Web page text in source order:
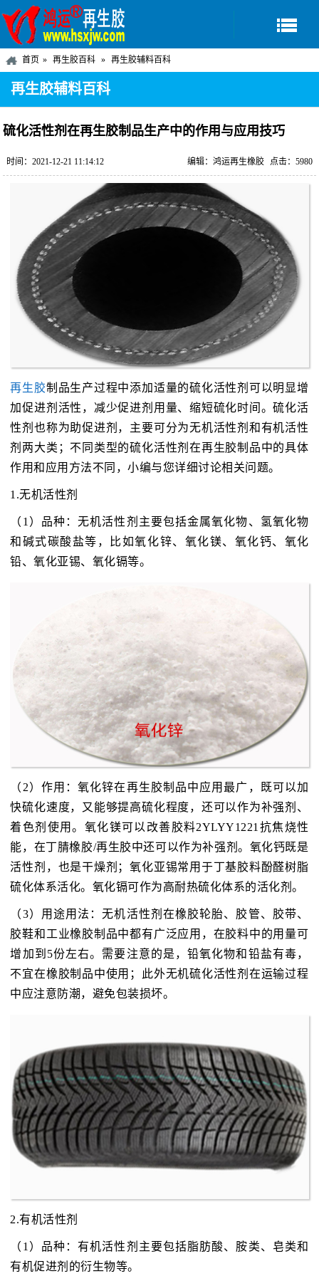
首页 再生胶百科 再生胶辅料百科
再生胶辅料百科
硫化活性剂在再生胶制品生产中的作用与应用技巧
时间：2021-12-21 11:14:12 点击：5980
编辑：鸿运再生橡胶
再生胶制品生产过程中添加适量的硫化活性剂可以明显增
加促进剂活性，减少促进剂用量、缩短硫化时间。硫化活
性剂也称为助促进剂，主要可分为无机活性剂和有机活性
剂两大类；不同类型的硫化活性剂在再生胶制品中的具体
作用和应用方法不同，小编与您详细讨论相关问题。
1.无机活性剂
（1）品种：无机活性剂主要包括金属氧化物、氢氧化物
和碱式碳酸盐等，比如氧化锌、氧化镁、氧化钙、氧化
铅、氧化亚锡、氧化镉等。
（2）作用：氧化锌在再生胶制品中应用最广，既可以加
快硫化速度，又能够提高硫化程度，还可以作为补强剂、
着色剂使用。氧化镁可以改善胶料2YLYY1221抗焦烧性
能，在丁腈橡胶/再生胶中还可以作为补强剂。氧化钙既是
活性剂，也是干燥剂；氧化亚锡常用于丁基胶料酚醛树脂
硫化体系活化。氧化镉可作为高耐热硫化体系的活化剂。
（3）用途用法：无机活性剂在橡胶轮胎、胶管、胶带、
胶鞋和工业橡胶制品中都有广泛应用，在胶料中的用量可
增加到5份左右。需要注意的是，铅氧化物和铅盐有毒，
不宜在橡胶制品中使用；此外无机硫化活性剂在运输过程
中应注意防潮，避免包装损坏。
2.有机活性剂
（1）品种：有机活性剂主要包括脂肪酸、胺类、皂类和
有机促进剂的衍生物等。